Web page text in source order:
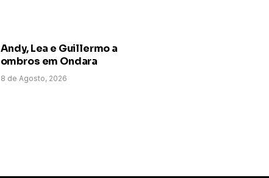
Andy, Lea e Guillermo a
ombros em Ondara
8 de Agosto, 2026